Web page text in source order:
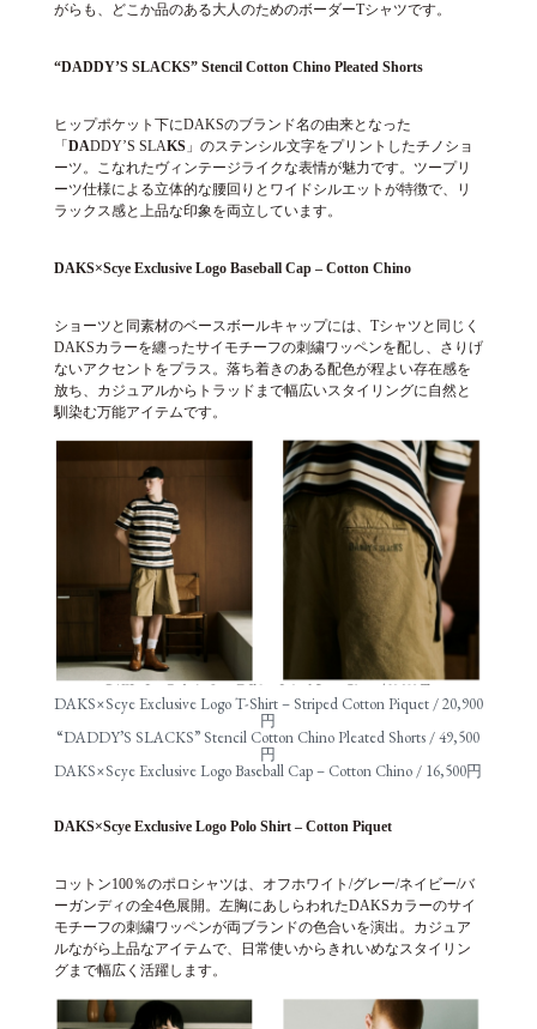
がらも、どこか品のある大人のためのボーダーTシャツです。
“DADDY’S SLACKS” Stencil Cotton Chino Pleated Shorts
ヒップポケット下にDAKSのブランド名の由来となった
「 DADDY’S SLAKS」のステンシル文字をプリントしたチノショ
ーツ。こなれたヴィンテージライクな表情が魅力です。ツープリ
ーツ仕様による立体的な腰回りとワイドシルエットが特徴で、リ
ラックス感と上品な印象を両立しています。
DAKS×Scye Exclusive Logo Baseball Cap– Cotton Chino
ショーツと同素材のベースボールキャップには、Tシャツと同じく
DAKSカラーを纏ったサイモチーフの刺繍ワッペンを配し、さりげ
ないアクセントをプラス。落ち着きのある配色が程よい存在感を
放ち、カジュアルからトラッドまで幅広いスタイリングに自然と
馴染む万能アイテムです。
DAKS×Scye Exclusive Logo T-Shirt – Striped Cotton Piquet / 20,900
円
“DADDY’S SLACKS” Stencil Cotton Chino Pleated Shorts / 49,500
円
DAKS×Scye Exclusive Logo Baseball Cap – Cotton Chino / 16,500円
DAKS×Scye Exclusive Logo Polo Shirt – Cotton Piquet
コットン100％のポロシャツは、オフホワイト/グレー/ネイビー/バ
ーガンディの全4色展開。左胸にあしらわれたDAKSカラーのサイ
モチーフの刺繍ワッペンが両ブランドの色合いを演出。カジュア
ルながら上品なアイテムで、日常使いからきれいめなスタイリン
グまで幅広く活躍します。